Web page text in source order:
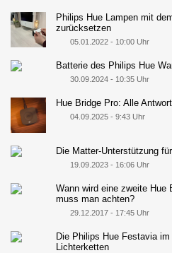
Philips Hue Lampen mit
zurücksetzen
05.01.2022 - 10:00 Uhr
Batterie des Philips Hue
30.09.2024 - 10:35 Uhr
Hue Bridge Pro: Alle
04.09.2025 - 9:43 Uhr
Die Matter-Unterstützung
19.09.2023 - 16:06 Uhr
Wann wird eine zweite Hue
muss man achten?
29.12.2017 - 17:45 Uhr
Die Philips Hue Festavia
Lichterketten